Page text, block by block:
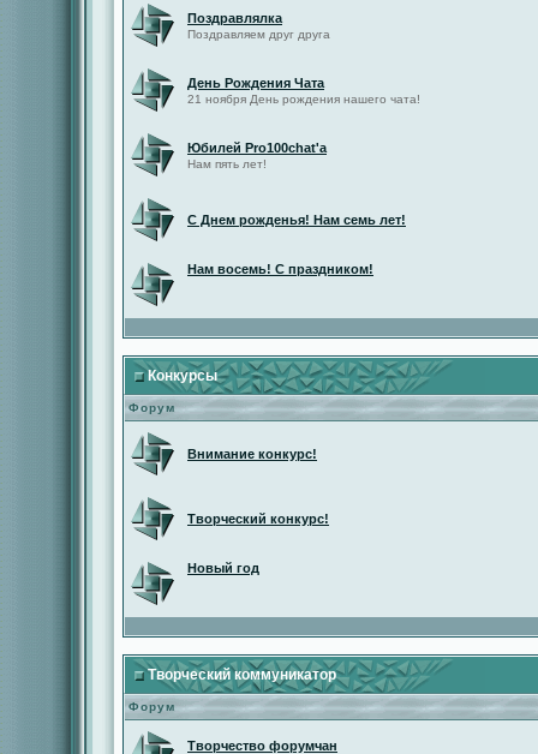
Поздравлялка
Поздравляем друг друга
День Рождения Чата
21 ноября День рождения нашего чата!
Юбилей Pro100chat'а
Нам пять лет!
С Днем рожденья! Нам семь лет!
Нам восемь! С праздником!
Конкурсы
Форум
Внимание конкурс!
Творческий конкурс!
Новый год
Творческий коммуникатор
Форум
Творчество форумчан